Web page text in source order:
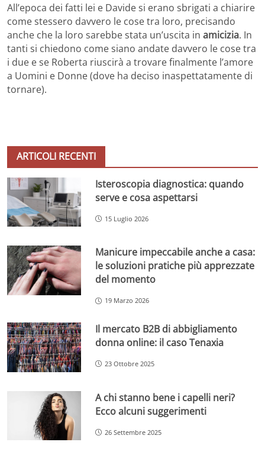
All’epoca dei fatti lei e Davide si erano sbrigati a chiarire
come stessero davvero le cose tra loro, precisando
anche che la loro sarebbe stata un’uscita in amicizia. In
tanti si chiedono come siano andate davvero le cose tra
i due e se Roberta riuscirà a trovare finalmente l’amore
a Uomini e Donne (dove ha deciso inaspettatamente di
tornare).
ARTICOLI RECENTI
Isteroscopia diagnostica: quando
serve e cosa aspettarsi
15 Luglio 2026
Manicure impeccabile anche a casa:
le soluzioni pratiche più apprezzate
del momento
19 Marzo 2026
Il mercato B2B di abbigliamento
donna online: il caso Tenaxia
23 Ottobre 2025
A chi stanno bene i capelli neri?
Ecco alcuni suggerimenti
26 Settembre 2025